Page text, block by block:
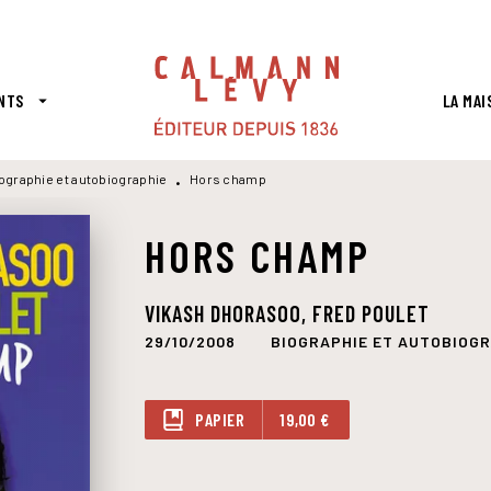
arrow_drop_down LA
et autobiographie • Hors champ
HORS CHAMP
VIKASH DHORASOO, FRED POULET
29/10/2008 BIOGRAPHIE ET
PAPIER 19,00 €